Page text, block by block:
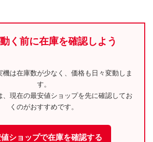
く前に在庫を確認しよう
機は在庫数が少なく、価格も日々変動しま
す。
、現在の最安値ショップを先に確認してお
くのがおすすめです。
ショップで在庫を確認する